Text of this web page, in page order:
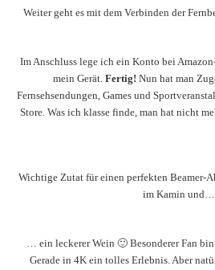
Weiter geht es mit dem Verbinden der
Im Anschluss lege ich ein Konto bei
mein Gerät. Fertig! Nun hat man
Fernsehsendungen, Games und
Store. Was ich klasse finde, man hat nicht
Wichtige Zutat für einen perfekten Beamer-
im Kamin
… ein leckerer Wein 🙂 Besonderer Fan
Gerade in 4K ein tolles Erlebnis. Aber